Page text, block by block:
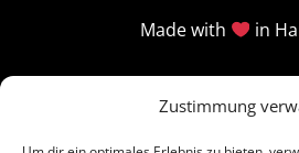
Zustimmung
Made with in